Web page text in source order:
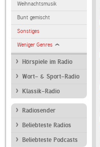
Weihnachtsmusik
Bunt gemischt
Sonstiges
Weniger Genres
Hörspiele im Radio
Wort- & Sport-Radio
Klassik-Radio
Radiosender
Beliebteste Radios
Beliebteste Podcasts